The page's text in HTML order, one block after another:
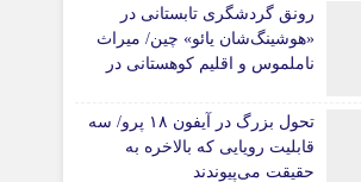
رونق گردشگری تابستانی در
«هوشینگ‌شان یائو» چین/ میراث
ناملموس و اقلیم کوهستانی در
تحول بزرگ در آیفون ۱۸ پرو/ سه
قابلیت رویایی که بالاخره به
حقیقت می‌پیوندند